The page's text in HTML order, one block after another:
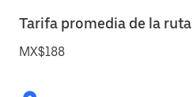
Tarifa promedia de la ruta
MX$188